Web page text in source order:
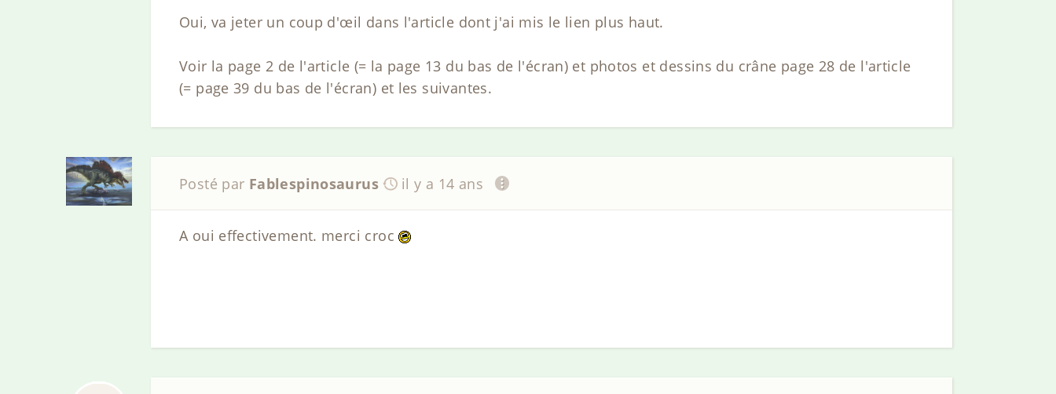
Oui, va jeter un coup d'œil dans l'article dont j'ai mis le lien plus haut.
Voir la page 2 de l'article (= la page 13 du bas de l'écran) et photos et dessins du crâne page 28 de l'article
(= page 39 du bas de l'écran) et les suivantes.
Posté par Fablespinosaurus il y a 14 ans
A oui effectivement. merci croc